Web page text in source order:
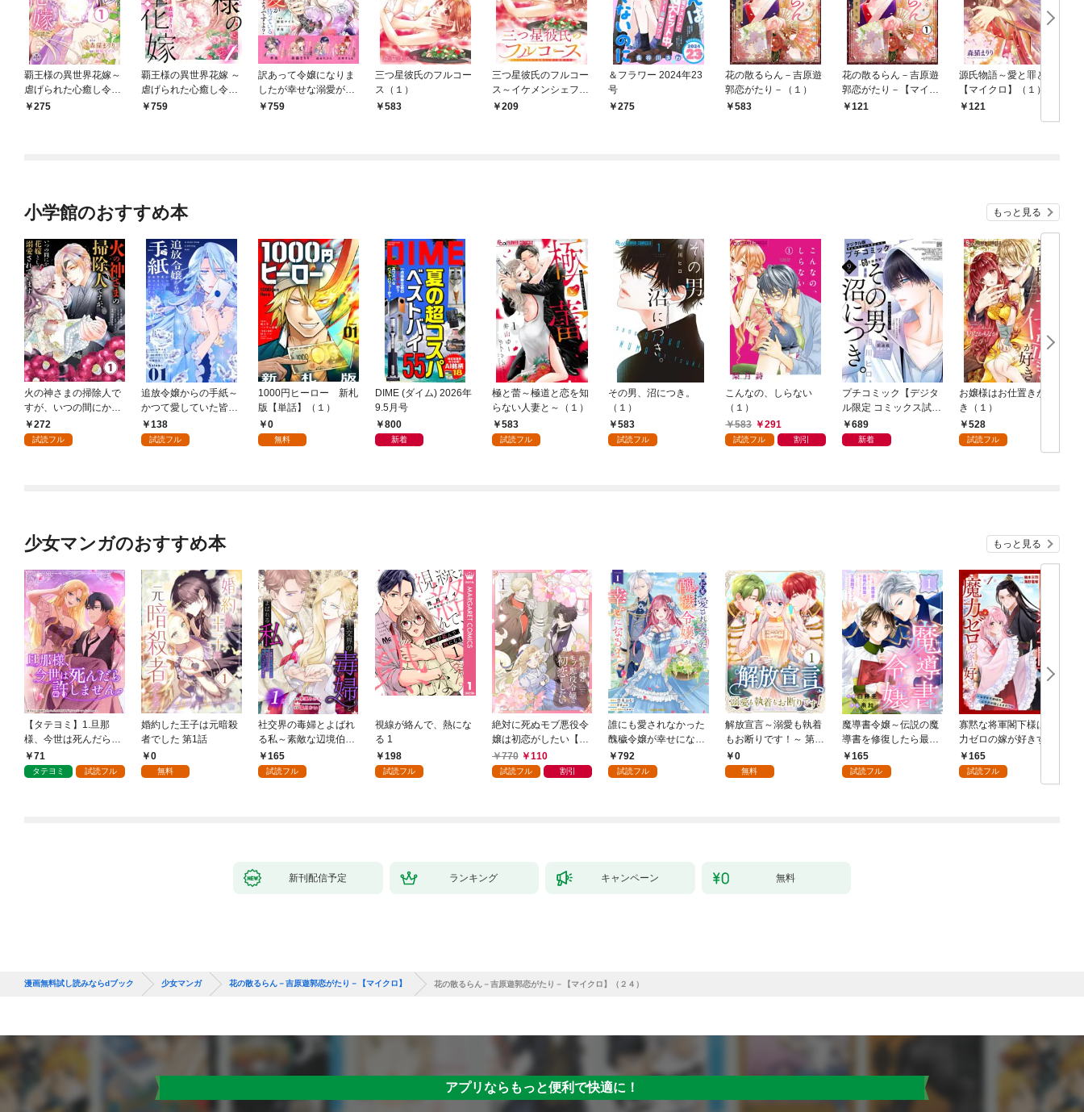
覇王様の異世界花嫁～
虐げられた心癒し令嬢
は皇帝の最愛となる～
275
覇王様の異世界花嫁 ～
虐げられた心癒し令嬢
は皇帝の最愛となる～
759
訳あって令嬢になりま
したが幸せな溺愛が待
っているようですよ？
759
三つ星彼氏のフルコー
ス（１）
583
三つ星彼氏のフルコー
ス～イケメンシェフか
ら美味しく甘く溺愛さ
209
＆フラワー 2024年23
号
275
花の散るらん－吉原遊
郭恋がたり－（１）
583
花の散るらん－吉原遊
郭恋がたり－【マイク
ロ】（１）
121
源氏物語～愛と罪と～
【マイクロ】（１）
121
小学館のおすすめ本 もっと見る
火の神さまの掃除人で
すが、いつの間にか花
嫁として溺愛されてい
ます【単話】（１）
272
試読フル
追放令嬢からの手紙～
かつて愛していた皆さ
まへ 私のことなどお忘
れですか？～【単話】
138
試読フル
1000円ヒーロー 新札
版【単話】（１）
0
無料
DIME (ダイム) 2026年
9.5月号
800
新着
極と蕾～極道と恋を知
らない人妻と～（１）
583
試読フル
その男、沼につき。
（１）
583
試読フル
こんなの、しらない
（１）
583
291
試読フル 割引
プチコミック【デジタ
ル限定 コミックス試し
読み特典付き】 2026
年9月号（2026年8月7
689
新着
お嬢様はお仕置きが好
き（１）
528
試読フル
少女マンガのおすすめ本 もっと見る
【タテヨミ】1.旦那
様、今世は死んだら許
しません
71
タテヨミ 試読フル
婚約した王子は元暗殺
者でした 第1話
0
無料
社交界の毒婦とよばれ
る私～素敵な辺境伯令
息に腕を折られたの
で、責任とってもらい
165
試読フル
視線が絡んで、熱にな
る 1
198
試読フル
絶対に死ぬモブ悪役令
嬢は初恋がしたい【単
行本版】 1巻
770 110
試読フル 割引
誰にも愛されなかった
醜穢令嬢が幸せになる
まで 1
792
試読フル
解放宣言～溺愛も執着
もお断りです！～ 第1
話0
無料
魔導書令嬢～伝説の魔
導書を修復したら最強
の精霊が味方になりま
した（クールな王弟殿
165
試読フル
寡黙な将軍閣下様は魔
力ゼロの嫁が好きすぎ
る～なぜか旦那様の心
の声が聞こえます！？
～［1話売り］ story0
165
試読フル
新刊配信予定 ランキング キャンペーン 無料
漫画無料試し読みならdブック 少女マンガ 花の散るらん－吉原遊郭恋がたり－【マイクロ】 花の散るらん－吉原遊郭恋がたり－【マイクロ】（２４）
アプリならもっと便利で快適に！